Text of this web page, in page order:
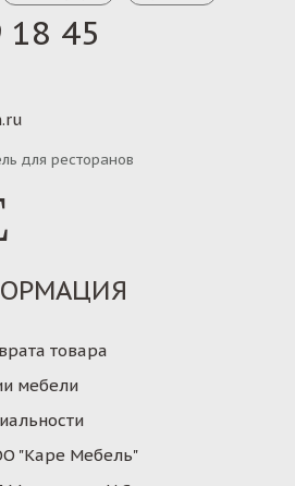
18 45
для ресторанов
товара
мебели
"Каре Мебель"